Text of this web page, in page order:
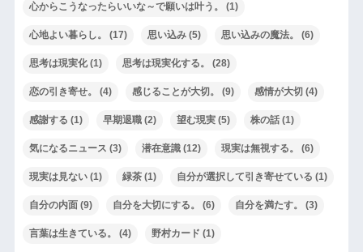
心からこうなったらいいな～で願いは叶う。 (1)
心地よい暮らし。 (17) 思い込み(5) 思い込みの魔法。 (6)
思考は現実化(1) 思考は現実化する。 (28)
恋の引き寄せ。 (4) 感じることが大切。 (9) 感情が大切 (4)
感謝する (1) 早期退職(2) 望む現実(5) 株の話(1)
気になるニュース (3) 潜在意識(12) 現実は無視する。 (6)
現実は見ない(1) 緑茶(1) 自分が選択して引き寄せている (1)
自分の内面(9) 自分を大切にする。 (6) 自分を満たす。 (3)
言葉は生きている。 (4) 野村カード (1)